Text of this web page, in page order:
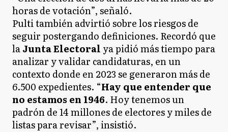
horas de votación”, señaló.
Pulti también advirtió sobre los riesgos de
seguir postergando definiciones. Recordó que
laJunta Electoral ya pidió más tiempo para
analizar y validar candidaturas, en un
contexto donde en 2023 se generaron más de
6.500 expedientes. “Hay que entender que
no estamos en 1946. Hoy tenemos un
padrón de 14 millones de electores y miles de
listas para revisar”, insistió.